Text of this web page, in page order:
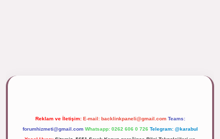
Reklam ve İletişim: E-mail: backlinkpaneli@gmail.com Teams:
forumhizmeti@gmail.com Whatsapp: 0262 606 0 726 Telegram: @karabul